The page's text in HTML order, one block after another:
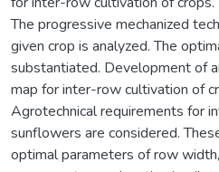
The progressive mechanized
given crop is analyzed. The
substantiated. Development of
map for inter-row cultivation of
Agrotechnical requirements for
sunflowers are considered.
optimal parameters of row